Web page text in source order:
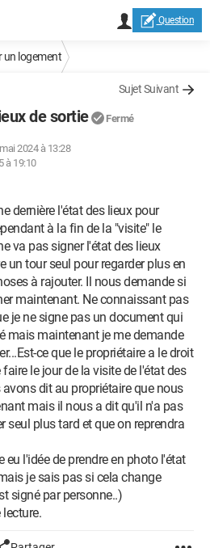
Question
un logement
Sujet Suivant
de sortie Fermé
2024 à 13:28
à 19:10
dernière l'état des lieux pour
à la fin de la "visite" le
va pas signer l'état des lieux
un tour seul pour regarder plus en
à rajouter. Il nous demande si
maintenant. Ne connaissant pas
je ne signe pas un document qui
mais maintenant je me demande
ce que le propriétaire a le droit
le jour de la visite de l'état des
dit au propriétaire que nous
mais il nous a dit qu'il n'a pas
seul plus tard et que on reprendra
l'idée de prendre en photo l'état
je sais pas si cela change
signé par personne..)